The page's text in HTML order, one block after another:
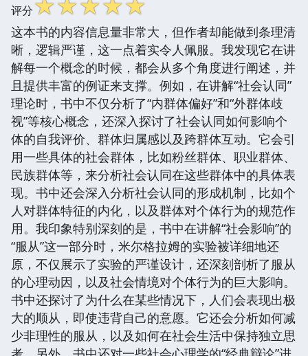
评分
这本书的内容信息量非常大，但作者却能做到条理清
晰，逻辑严谨，这一点着实令人佩服。我发现它在讲
解每一个概念的时候，都会从多个角度进行阐述，并
且提供丰富的例证来支撑。例如，在讲解“社会认同”
理论时，书中不仅分析了“内群体偏好”和“外群体歧
视”等核心概念，还深入探讨了社会认同如何影响个
体的自我评价、群体归属感以及跨群体互动。它会引
用一些具体的社会群体，比如粉丝群体、职业群体、
民族群体等，来分析社会认同在这些群体中的具体表
现。书中还会深入分析社会认同的形成机制，比如个
人对群体特征的内化，以及群体对个体行为的规范作
用。我印象特别深刻的是，书中在讲解“社会影响”的
“服从”这一部分时，米尔格拉姆的实验被详细地还
原，不仅展示了实验的严谨设计，还深刻剖析了服从
的心理动因，以及社会情境对个体行为的巨大影响。
书中还探讨了为什么在某些情况下，人们会表现出极
大的顺从，即使违背自己的意愿。它还会分析如何减
少非理性的服从，以及如何在社会生活中保持独立思